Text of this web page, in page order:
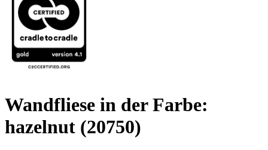
Wandfliese in der Farbe:
hazelnut (20750)